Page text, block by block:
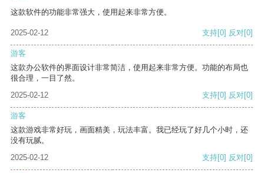
这款软件的功能非常强大，使用起来非常方便。
2025-02-12 支持[0] 反对[0]
游客
这款办公软件的界面设计非常简洁，使用起来非常方便。功能的布局也
很合理，一目了然。
2025-02-12
支持[0] 反对[0]
游客
这款游戏非常好玩，画面精美，玩法丰富。我已经玩了好几个小时，还
没有玩腻。
2025-02-12
支持[0] 反对[0]